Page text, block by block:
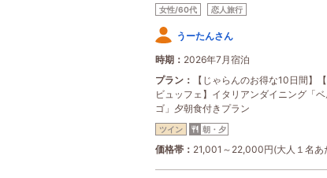
女性/60代 恋人旅行
うーたんさん
時期
2026年7月宿泊
プラン
【じゃらんのお得な10日間】
ビュッフェ】イタリアンダイニング「
ゴ」夕朝食付きプラン
ツイン 朝・夕
価格帯 21,001～22,000円(大人１名あ